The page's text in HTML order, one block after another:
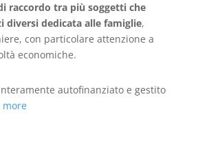
raccordo tra più soggetti che
diversi dedicata alle famiglie,
con particolare attenzione a
economiche.
autofinanziato e gestito